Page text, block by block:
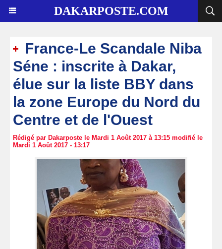
DAKARPOSTE.COM
France-Le Scandale Niba
Séne : inscrite à Dakar,
élue sur la liste BBY dans
la zone Europe du Nord du
Centre et de l'Ouest
Rédigé par Dakarposte le Mardi 1 Août 2017 à 13:15 modifié le
Mardi 1 Août 2017 - 13:17